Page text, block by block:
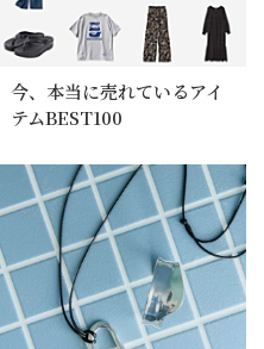
今、本当に売れているアイ
テムBEST100